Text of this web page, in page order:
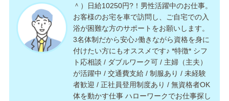
＾）日給10250円?！男性活躍中のお仕事。
お客様のお宅を車で訪問し、ご自宅での入
浴が困難な方のサポートをお願いします。
3名体制だから安心♪働きながら資格を身に
付けたい方にもオススメです♪ *特徴* シフ
ト応相談 / ダブルワーク可 / 主婦（主夫）
が活躍中 / 交通費支給 / 制服あり / 未経験
者歓迎 / 正社員登用制度あり / 無資格者OK
体を動かす仕事 ハローワークでお仕事探し